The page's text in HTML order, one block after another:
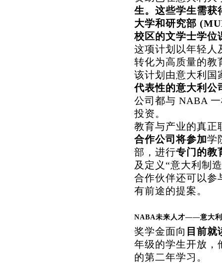
生。这些学生需获
大学和研究部
校区的文学士学位
这项计划以年轻人
转化为高质量的教
该计划由意大利国
代表性的意大利公
公司都与 NABA
投资。
教育与产业的真正
合作公司将参加学
部，进行专门的教
及定义“意大利制
合作伙伴还可以参
有前途的提案。
NABA未来人才——意大利
奖学金面向 目前就
年级的学生开放，
的第二年学习。